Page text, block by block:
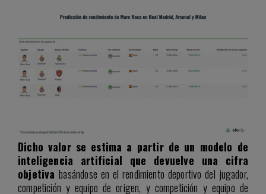
Dicho valor se estima a partir de un modelo de
inteligencia artificial que devuelve una cifra
objetivabasándose en el rendimiento deportivo del jugador,
competición y equipo de origen, y competición y equipo de